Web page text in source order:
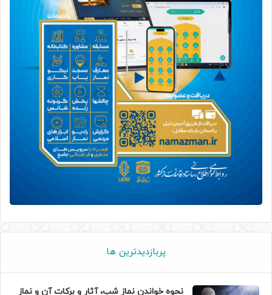
پربازدیدترین ها
نحوه خواندن نماز شب، آثار و برکات آن و نماز